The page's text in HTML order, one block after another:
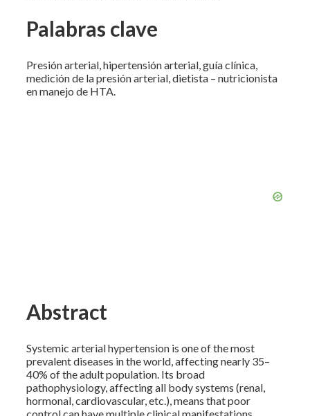
Palabras clave
Presión arterial, hipertensión arterial, guía clínica,
medición de la presión arterial, dietista – nutricionista
en manejo de HTA.
Abstract
Systemic arterial hypertension is one of the most
prevalent diseases in the world, affecting nearly 35–
40% of the adult population. Its broad
pathophysiology, affecting all body systems (renal,
hormonal, cardiovascular, etc.), means that poor